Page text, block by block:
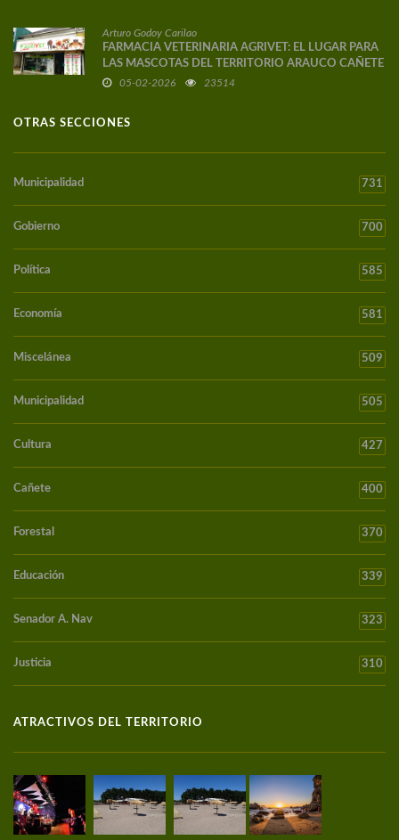
Arturo Godoy Carilao
FARMACIA VETERINARIA AGRIVET: EL LUGAR PARA
LAS MASCOTAS DEL TERRITORIO ARAUCO CAÑETE
05-02-2026 23514
OTRAS SECCIONES
Municipalidad 731
Gobierno 700
Política 585
Economía 581
Miscelánea 509
Municipalidad 505
Cultura 427
Cañete 400
Forestal 370
Educación 339
Senador A. Nav 323
Justicia 310
ATRACTIVOS DEL TERRITORIO